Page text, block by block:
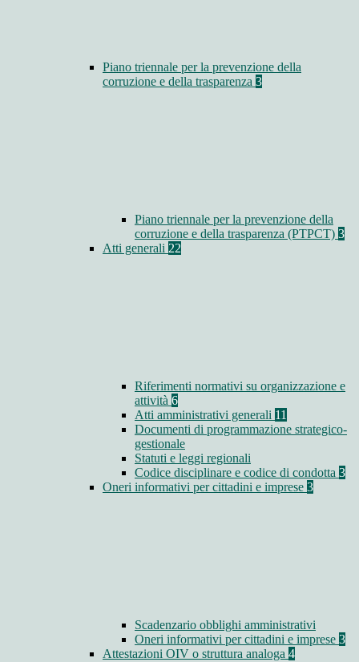
Piano triennale per la prevenzione della
corruzione e della trasparenza 3
Piano triennale per la prevenzione della
corruzione e della trasparenza (PTPCT) 3
Atti generali 22
Riferimenti normativi su organizzazione e
attività 6
Atti amministrativi generali 11
Documenti di programmazione strategico-
gestionale
Statuti e leggi regionali
Codice disciplinare e codice di condotta 3
Oneri informativi per cittadini e imprese 3
Scadenzario obblighi amministrativi
Oneri informativi per cittadini e imprese 3
Attestazioni OIV o struttura analoga 4